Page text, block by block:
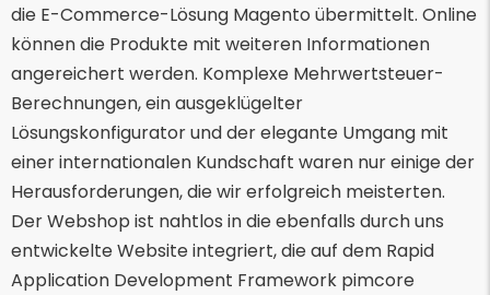
die E-Commerce-Lösung Magento übermittelt. Online
können die Produkte mit weiteren Informationen
angereichert werden. Komplexe Mehrwertsteuer-
Berechnungen, ein ausgeklügelter
Lösungskonfigurator und der elegante Umgang mit
einer internationalen Kundschaft waren nur einige der
Herausforderungen, die wir erfolgreich meisterten.
Der Webshop ist nahtlos in die ebenfalls durch uns
entwickelte Website integriert, die auf dem Rapid
Application Development Framework pimcore